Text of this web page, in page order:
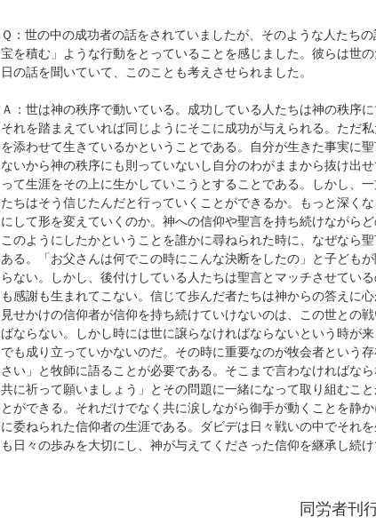
Ｑ：世の中の成功者の話をされていましたが、そのような人たち
宝を積む」ような行動をとっていることを感じました。彼らは世
日の話を聞いていて、このことも考えさせられました。
Ａ：世は神の秩序で動いている。成功している人たちは神の秩序
それを踏まえていれば同じようにそこに成功が与えられる。ただ
を添わせて生きているかということである。自分が生きた事実に
ないから神の秩序にも則っていないし自分のわがままから抜け出
って生涯をその上に生かしていこうとすることである。しかし、
たちはそう信じたんだと行っていくことができるか。もっと深く
にして形を変えていくのか。神への信仰や聖言を持ち続けながら
このようにしたかということを誰かに尋ねられた時に、なぜなら
ある。「お父さんは何でこの時にこんな決断をしたの」と子ども
らない。しかし、後付けしている人たちは聖言とマッチさせてい
も感謝も生まれてこない。信じて歩んだ者たちは神からの答えに心
見せかけの信仰者が信仰を持ち続けていけないのは、この世との
ばならない。しかし時には世に譲らなければならないという時が
でも成り立っていかないのだ。その時に重要なのが牧会者という
さい」と牧師に語ることが必要である。そこまで言わなければな
共に祈って願いましょう」とその問題に一緒になって取り組むこ
とができる。それだけでなく共に涙しながら御手が動くことを静
に委ねられた信仰者の生涯である。ダビデは日々戦いの中でそれ
も日々の歩みを大切にし、神が与えてくださった信仰を継承し続
同労者刊